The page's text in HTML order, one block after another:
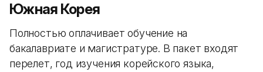
Южная Корея
Полностью оплачивает обучение на
бакалавриате и магистратуре. В пакет входят
перелет, год изучения корейского языка,